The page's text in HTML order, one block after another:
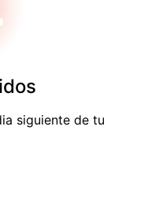
siguiente de tu